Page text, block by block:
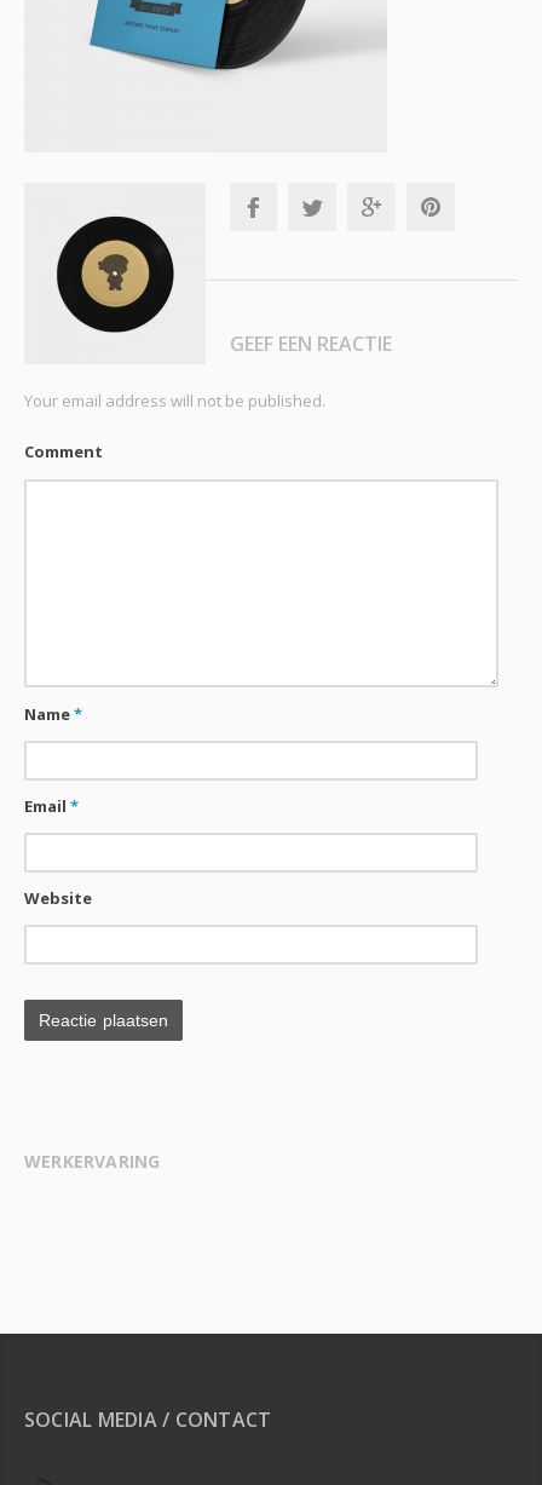
GEEF EEN REACTIE
Your email address will not be published.
Comment
Name*
Email*
Website
WERKERVARING
SOCIAL MEDIA / CONTACT